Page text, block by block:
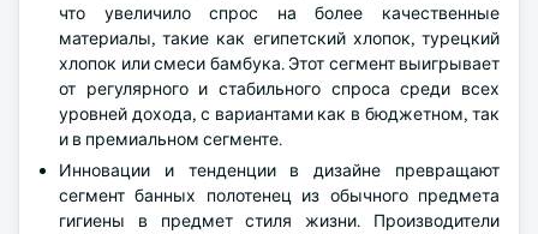
что увеличило спрос на более качественные
материалы, такие как египетский хлопок, турецкий
хлопок или смеси бамбука. Этот сегмент выигрывает
от регулярного и стабильного спроса среди всех
уровней дохода, с вариантами как в бюджетном, так
и в премиальном сегменте.
Инновации и тенденции в дизайне превращают
сегмент банных полотенец из обычного предмета
гигиены в предмет стиля жизни. Производители